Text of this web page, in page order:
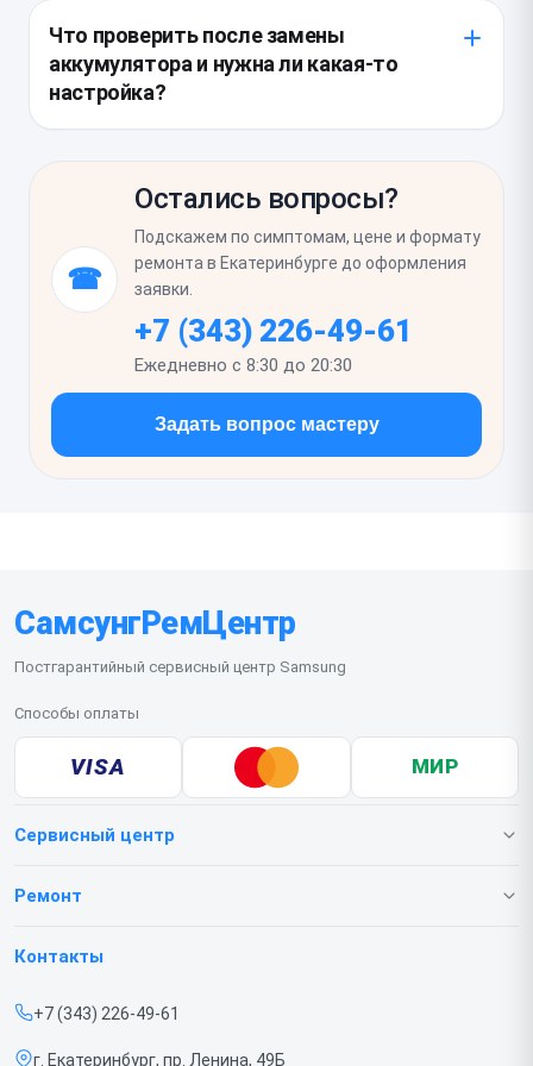
если телефон быстро терял заряд или грелся. Если
крышка уже снималась раньше или стекло имеет
микротрещины, иногда сразу меняют и клеевой
контур задней крышки, чтобы сохранить
Что проверить после замены
аккумулятора и нужна ли какая-то
настройка?
процентах и не перегревается при обычной
нагрузке. В первые 1–2 цикла система может
точнее адаптировать индикатор заряда, поэтому
нужно просто проверить стабильность работы, а
специальная калибровка обычно не требуется.
☎
Остались вопросы?
Подскажем по симптомам, цене и формату
ремонта в Екатеринбурге до оформления
заявки.
+7 (343) 226-49-61
Ежедневно с 8:30 до 20:30
Задать вопрос мастеру
СамсунгРемЦентр
Постгарантийный сервисный центр Samsung
Способы оплаты
VISA МИР
Сервисный центр
О нашем сервисе
Срочный ремонт
Ремонт
Телефонов
Контакты
+7 (343) 226-49-61
г. Екатеринбург, пр. Ленина, 49Б